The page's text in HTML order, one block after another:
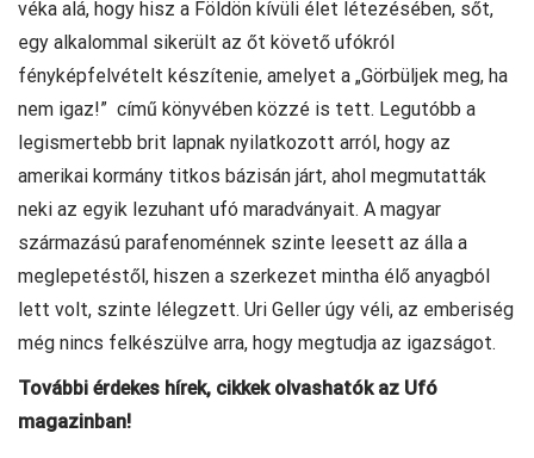
véka alá, hogy hisz a Földön kívüli élet létezésében, sőt,
egy alkalommal sikerült az őt követő ufókról
fényképfelvételt készítenie, amelyet a „Görbüljek meg, ha
nem igaz!” című könyvében közzé is tett. Legutóbb a
legismertebb brit lapnak nyilatkozott arról, hogy az
amerikai kormány titkos bázisán járt, ahol megmutatták
neki az egyik lezuhant ufó maradványait. A magyar
származású parafenoménnek szinte leesett az álla a
meglepetéstől, hiszen a szerkezet mintha élő anyagból
lett volt, szinte lélegzett. Uri Geller úgy véli, az emberiség
még nincs felkészülve arra, hogy megtudja az igazságot.
További érdekes hírek, cikkek olvashatók az Ufó
magazinban!